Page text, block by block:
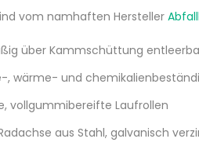
vom namhaften Hersteller
über Kammschüttung
, wärme- und
vollgummibereifte Laufrollen
aus Stahl, galvanisch